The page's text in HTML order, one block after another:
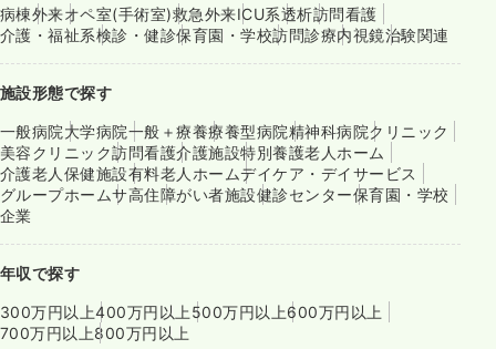
病棟外来オペ室(手術室)救急外来ICU系透析訪問看護
介護・福祉系検診・健診保育園・学校訪問診療内視鏡治験関連
施設形態で探す
一般病院大学病院一般＋療養療養型病院精神科病院クリニック
美容クリニック訪問看護介護施設特別養護老人ホーム
介護老人保健施設有料老人ホームデイケア・デイサービス
グループホームサ高住障がい者施設健診センター保育園・学校
企業
年収で探す
300万円以上400万円以上 500万円以上600万円以上
700万円以上800万円以上